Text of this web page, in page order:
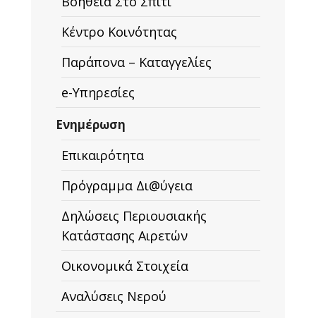
Κέντρο Κοινότητας
Παράπονα – Καταγγελίες
e-Υπηρεσίες
Ενημέρωση
Επικαιρότητα
Πρόγραμμα Δι@ύγεια
Δηλώσεις Περιουσιακής
Κατάστασης Αιρετών
Οικονομικά Στοιχεία
Αναλύσεις Νερού